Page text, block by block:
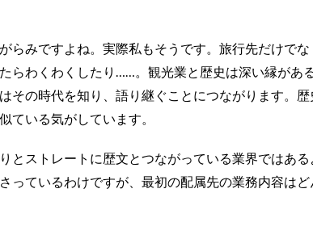
みですよね。実際私もそうです。旅行先だけでな
らわくわくしたり……。観光業と歴史は深い縁があ
その時代を知り、語り継ぐことにつながります。歴
ている気がしています。
とストレートに歴文とつながっている業界ではある
っているわけですが、最初の配属先の業務内容はど